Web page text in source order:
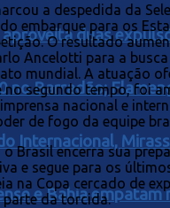
duas
no Barradão;
Internacional,
e Bahia empatam
a despedida da
embarque para os
O resultado
Ancelotti para a
mundial. A atuação
no segundo tempo, foi
nacional e
de fogo da equipe
Brasil encerra sua
e segue para os
na Copa cercado de
da torcida.